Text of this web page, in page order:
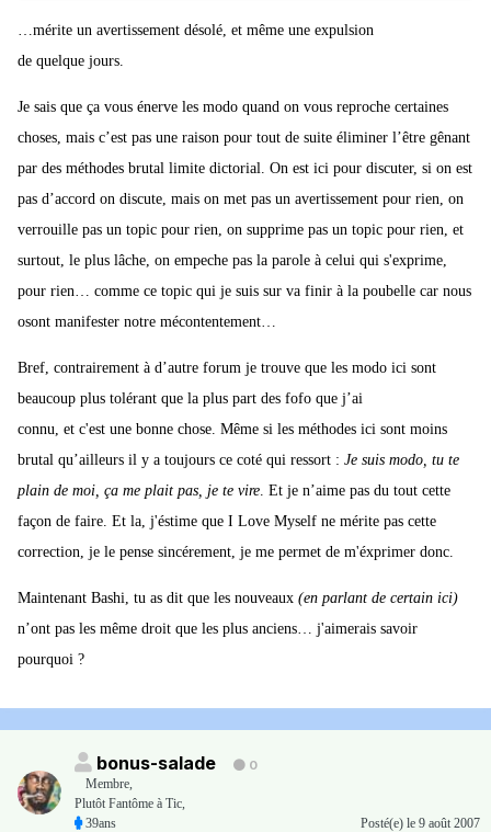
…mérite un avertissement désolé, et même une expulsion
de quelque jours.
Je sais que ça vous énerve les modo quand on vous reproche certaines
choses, mais c’est pas une raison pour tout de suite éliminer l’être gênant
par des méthodes brutal limite dictorial. On est ici pour discuter, si on est
pas d’accord on discute, mais on met pas un avertissement pour rien, on
verrouille pas un topic pour rien, on supprime pas un topic pour rien, et
surtout, le plus lâche, on empeche pas la parole à celui qui s'exprime,
pour rien… comme ce topic qui je suis sur va finir à la poubelle car nous
osont manifester notre mécontentement…
Bref, contrairement à d’autre forum je trouve que les modo ici sont
beaucoup plus tolérant que la plus part des fofo que j’ai
connu, et c'est une bonne chose. Même si les méthodes ici sont moins
brutal qu’ailleurs il y a toujours ce coté qui ressort : Je suis modo, tu te
plain de moi, ça me plait pas, je te vire . Et je n’aime pas du tout cette
façon de faire. Et la, j'éstime que I Love Myself ne mérite pas cette
correction, je le pense sincérement, je me permet de m'éxprimer donc.
Maintenant Bashi, tu as dit que les nouveaux (en parlant de certain ici)
n’ont pas les même droit que les plus anciens… j'aimerais savoir
pourquoi ?
bonus-salade
0
Membre
Plutôt Fantôme à Tic,
39ans
Posté(e) le 9 août 2007